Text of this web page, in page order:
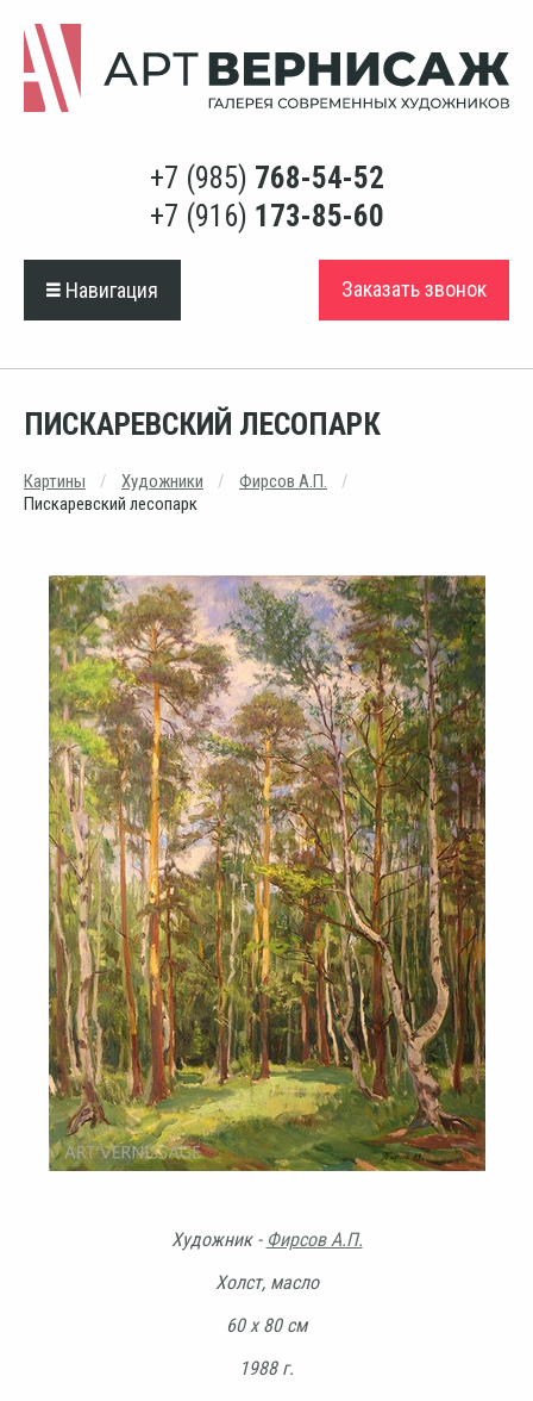
+7 (985) 768-54-52
+7 (916) 173-85-60
Навигация Заказать звонок
ПИСКАРЕВСКИЙ ЛЕСОПАРК
Картины Художники
Фирсов А.П.
Пискаревский лесопарк
Художник - Фирсов А.П.
Холст, масло
60 х 80 см
1988 г.